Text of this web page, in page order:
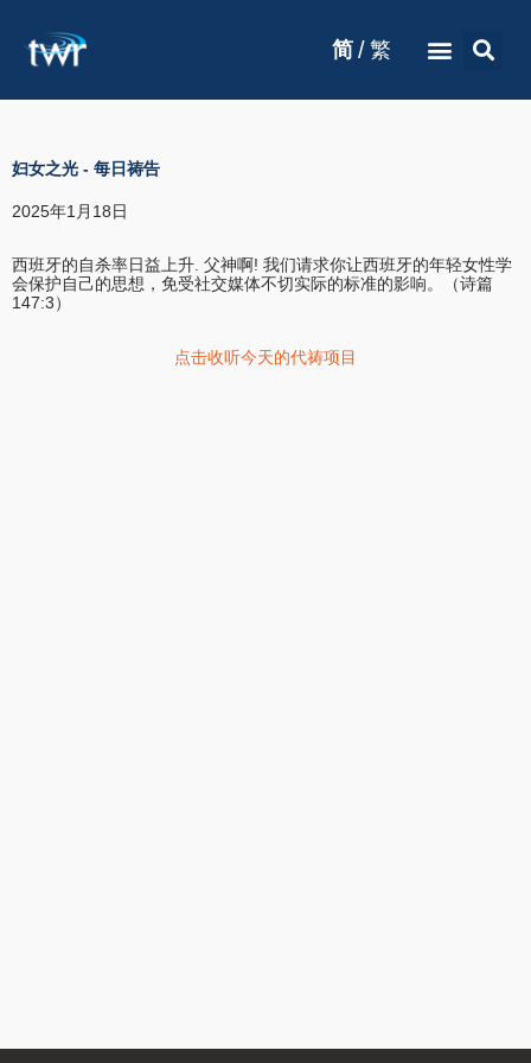
简 / 繁
妇女之光 - 每日祷告
2025年1月18日
西班牙的自杀率日益上升. 父神啊! 我们请求你让西班牙的年轻女性学
会保护自己的思想，免受社交媒体不切实际的标准的影响。（诗篇
147:3）
点击收听今天的代祷项目